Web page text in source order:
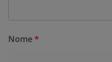
Nome*